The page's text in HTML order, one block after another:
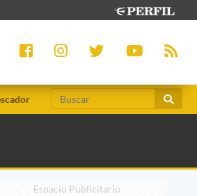
Espacio Publicitario